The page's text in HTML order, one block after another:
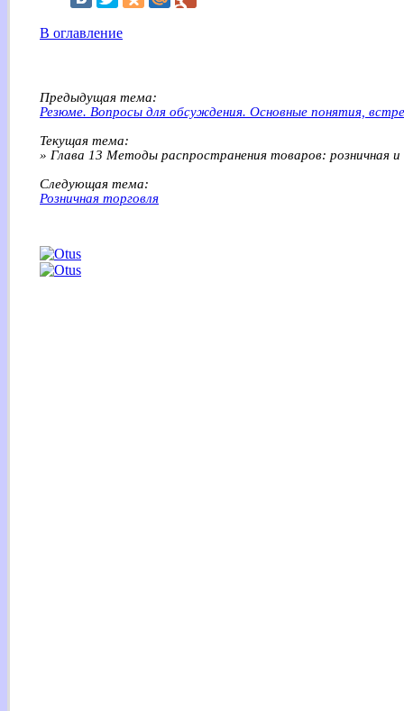
В оглавление
Предыдущая тема:
Резюме. Вопросы для обсуждения. Основные понятия,
Текущая тема:
» Глава 13 Методы распространения товаров: розничная
Следующая тема:
Розничная торговля